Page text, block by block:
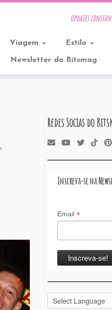
Updates
Viagem Estilo
Newsletter do Bitsmag
Redes Socias do
Inscreva-se na
Email *